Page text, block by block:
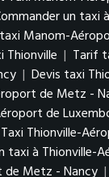
un taxi
Manom-
Thionville | Tarif
| Devis taxi
de Metz -
de
Thionville-
taxi à Thionville-
de Metz - Nancy |